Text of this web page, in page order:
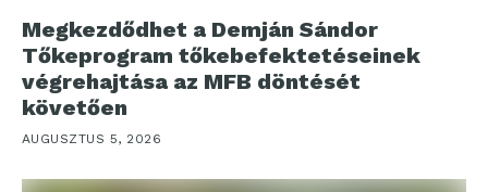
Megkezdődhet a Demján Sándor
Tőkeprogram tőkebefektetéseinek
végrehajtása az MFB döntését
követően
AUGUSZTUS 5, 2026